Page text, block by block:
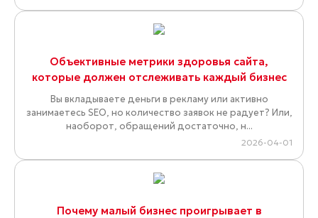
Объективные метрики здоровья сайта,
которые должен отслеживать каждый бизнес
Вы вкладываете деньги в рекламу или активно
занимаетесь SEO, но количество заявок не радует? Или,
наоборот, обращений достаточно, н...
2026-04-01
Почему малый бизнес проигрывает в